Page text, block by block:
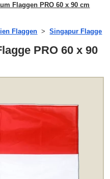
Flaggen PRO 60 x 90 cm
Flaggen Singapur Flagge
PRO 60 x 90